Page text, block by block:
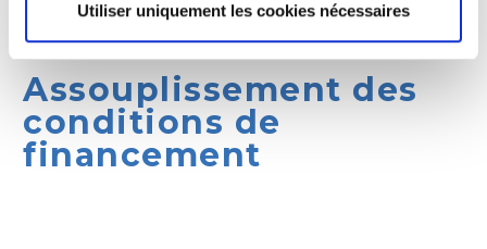
Utiliser uniquement les cookies nécessaires
Assouplissement des
conditions de
financement